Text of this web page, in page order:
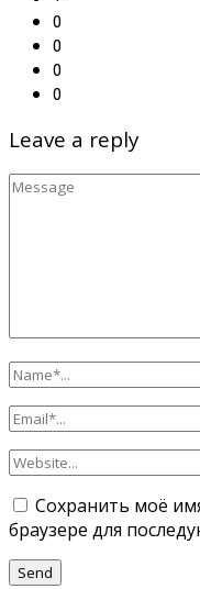
0
0
0
0
Leave a reply
Сохранить моё
браузере для